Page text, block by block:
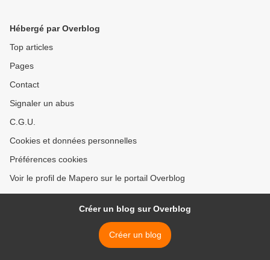
Hébergé par Overblog
Top articles
Pages
Contact
Signaler un abus
C.G.U.
Cookies et données personnelles
Préférences cookies
Voir le profil de Mapero sur le portail Overblog
Créer un blog sur Overblog
Créer un blog